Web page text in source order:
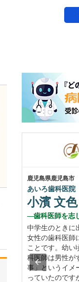
鹿児島県鹿児島市
あいろ歯科医院
小濱 文色
歯科医師を志
中学生のときに
女性の歯科医師
ことです。幼い
科医師は男性が
事」というイメ
っていたのです